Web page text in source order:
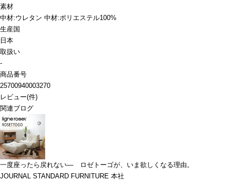
素材
中材:ウレタン 中材:ポリエステル100%
生産国
日本
取扱い
-
商品番号
25700940003270
レビュー(件)
関連ブログ
一度座ったら戻れない― ロゼトーゴが、いま欲しくなる理由。
JOURNAL STANDARD FURNITURE 本社